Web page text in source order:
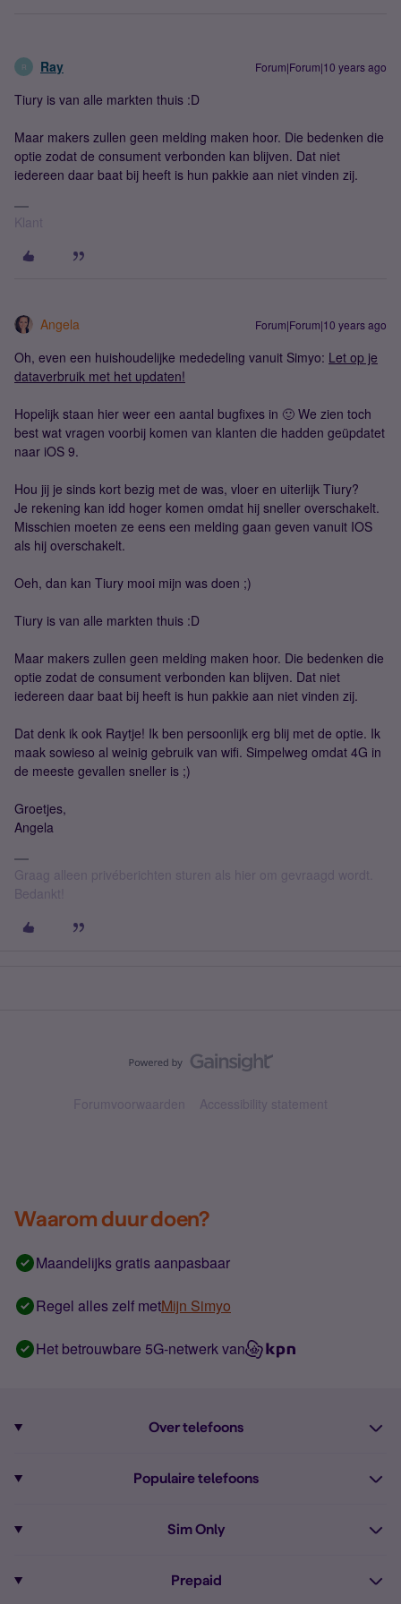
R Ray Forum|Forum|10 years ago
Tiury is van alle markten thuis :D
Maar makers zullen geen melding maken hoor. Die bedenken die
optie zodat de consument verbonden kan blijven. Dat niet
iedereen daar baat bij heeft is hun pakkie aan niet vinden zij.
Klant
Angela Forum|Forum|10 years ago
Oh, even een huishoudelijke mededeling vanuit Simyo: Let op je
dataverbruik met het updaten!
Hopelijk staan hier weer een aantal bugfixes in 🙂 We zien toch
best wat vragen voorbij komen van klanten die hadden geüpdatet
naar iOS 9.
Hou jij je sinds kort bezig met de was, vloer en uiterlijk Tiury?
Je rekening kan idd hoger komen omdat hij sneller overschakelt.
Misschien moeten ze eens een melding gaan geven vanuit IOS
als hij overschakelt.
Oeh, dan kan Tiury mooi mijn was doen ;)
Tiury is van alle markten thuis :D
Maar makers zullen geen melding maken hoor. Die bedenken die
optie zodat de consument verbonden kan blijven. Dat niet
iedereen daar baat bij heeft is hun pakkie aan niet vinden zij.
Dat denk ik ook Raytje! Ik ben persoonlijk erg blij met de optie. Ik
maak sowieso al weinig gebruik van wifi. Simpelweg omdat 4G in
de meeste gevallen sneller is ;)
Groetjes,
Angela
Graag alleen privéberichten sturen als hier om gevraagd wordt.
Bedankt!
Forumvoorwaarden Accessibility statement
Waarom duur doen?
Maandelijks gratis aanpasbaar
Regel alles zelf metMijn Simyo
Het betrouwbare 5G-netwerk van
Over telefoons
Alle telefoons
Populaire telefoons
iPhone 16
Sim Only
Prepaid